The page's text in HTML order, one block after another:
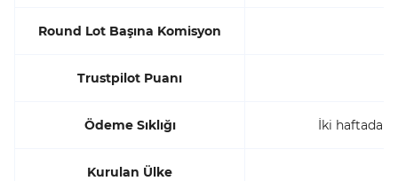
Round Lot Başına Komisyon
Trustpilot Puanı
Ödeme Sıklığı İki haftada
Kurulan Ülke